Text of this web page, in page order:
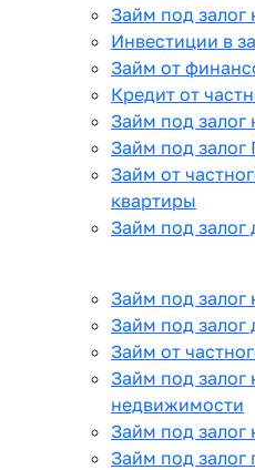
Займ под залог
Инвестиции в
Займ от
Кредит от
Займ под
Займ под залог
Займ от
квартиры
Займ под залог
Займ под залог
Займ под залог
Займ от
Займ под
недвижимости
Займ под залог
Займ под залог